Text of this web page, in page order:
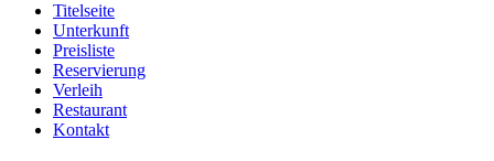
Titelseite
Unterkunft
Preisliste
Reservierung
Verleih
Restaurant
Kontakt